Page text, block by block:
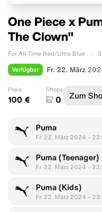
One Piece x
The Clown"
For All Time Red/Ultra Blue
Verfügbar Fr. 22. März
Preis
100 €
Shops
0 Zum
Puma
Fr. 22. März 2024 –
Puma (Teenager)
Fr. 22. März 2024 –
Puma (Kids)
Fr. 22. März 2024 –